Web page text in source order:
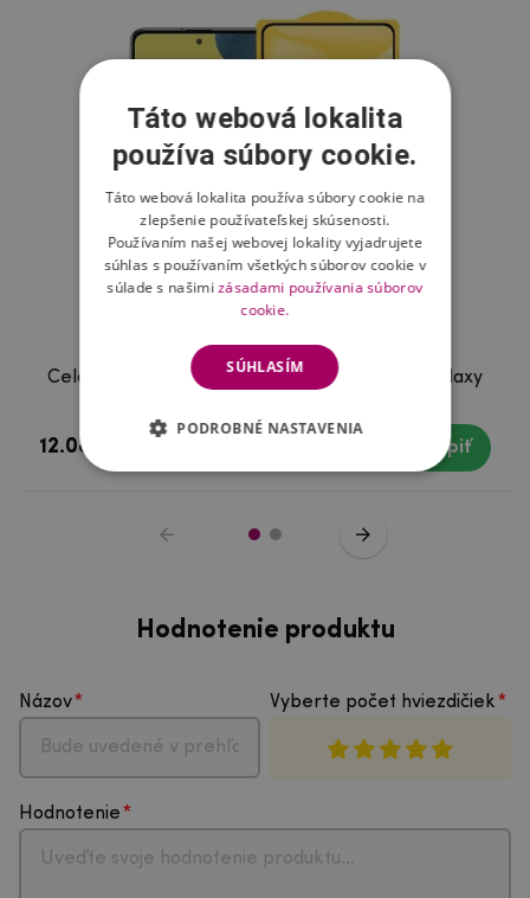
Celoplošné tvrdené sklo na mobil Samsung Galaxy
12.08 € Kúpiť
Hodnotenie produktu
Názov Vyberte počet hviezdičiek
Hodnotenie
Táto webová lokalita
používa súbory cookie.
Táto webová lokalita používa súbory cookie na
zlepšenie používateľskej skúsenosti.
Používaním našej webovej lokality vyjadrujete
súhlas s používaním všetkých súborov cookie v
súlade s našimizásadami používania súborov
cookie.
SÚHLASÍM
PODROBNÉ NASTAVENIA